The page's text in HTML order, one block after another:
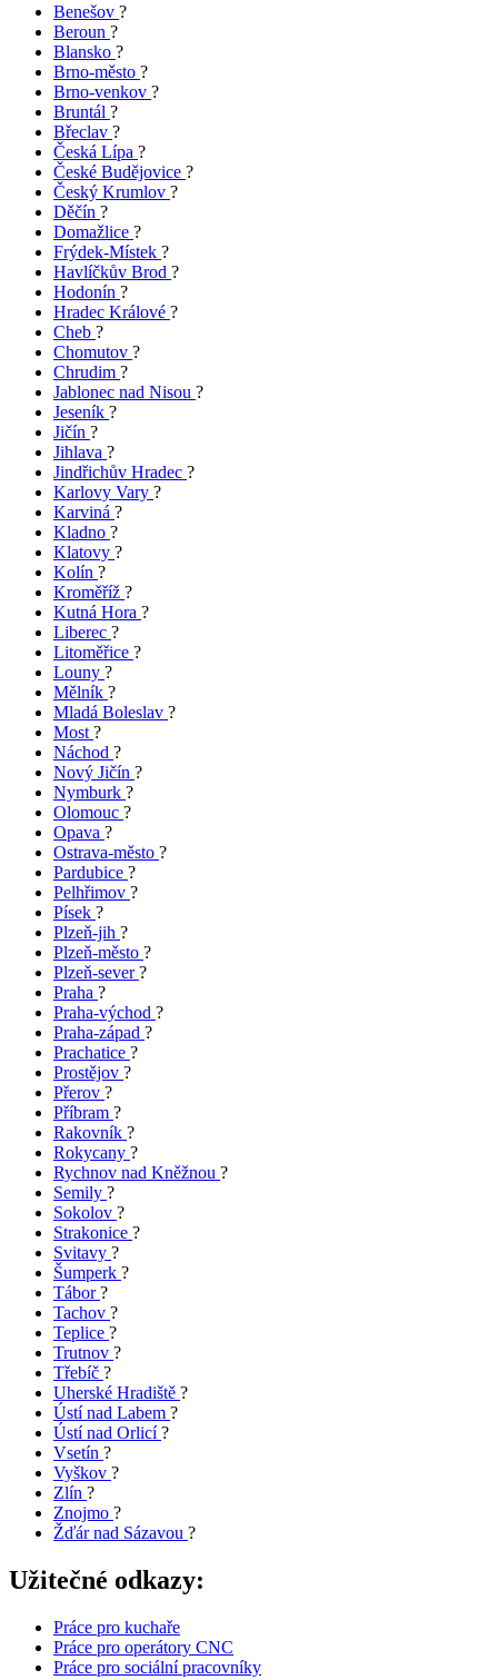
Benešov ?
Beroun ?
Blansko ?
Brno-město ?
Brno-venkov ?
Bruntál ?
Břeclav ?
Česká Lípa ?
České Budějovice ?
Český Krumlov ?
Děčín ?
Domažlice ?
Frýdek-Místek ?
Havlíčkův Brod ?
Hodonín ?
Hradec Králové ?
Cheb ?
Chomutov ?
Chrudim ?
Jablonec nad Nisou ?
Jeseník ?
Jičín ?
Jihlava ?
Jindřichův Hradec ?
Karlovy Vary ?
Karviná ?
Kladno ?
Klatovy ?
Kolín ?
Kroměříž ?
Kutná Hora ?
Liberec ?
Litoměřice ?
Louny ?
Mělník ?
Mladá Boleslav ?
Most ?
Náchod ?
Nový Jičín ?
Nymburk ?
Olomouc ?
Opava ?
Ostrava-město ?
Pardubice ?
Pelhřimov ?
Písek ?
Plzeň-jih ?
Plzeň-město ?
Plzeň-sever?
Praha ?
Praha-východ ?
Praha-západ ?
Prachatice ?
Prostějov ?
Přerov ?
Příbram ?
Rakovník ?
Rokycany ?
Rychnov nad Kněžnou ?
Semily ?
Sokolov ?
Strakonice ?
Svitavy ?
Šumperk ?
Tábor?
Tachov ?
Teplice ?
Trutnov ?
Třebíč ?
Uherské Hradiště ?
Ústí nad Labem ?
Ústí nad Orlicí?
Vsetín ?
Vyškov ?
Zlín ?
Znojmo ?
Žďár nad Sázavou ?
Užitečné odkazy:
Práce pro kuchaře
Práce pro operátory CNC
Práce pro sociální pracovníky